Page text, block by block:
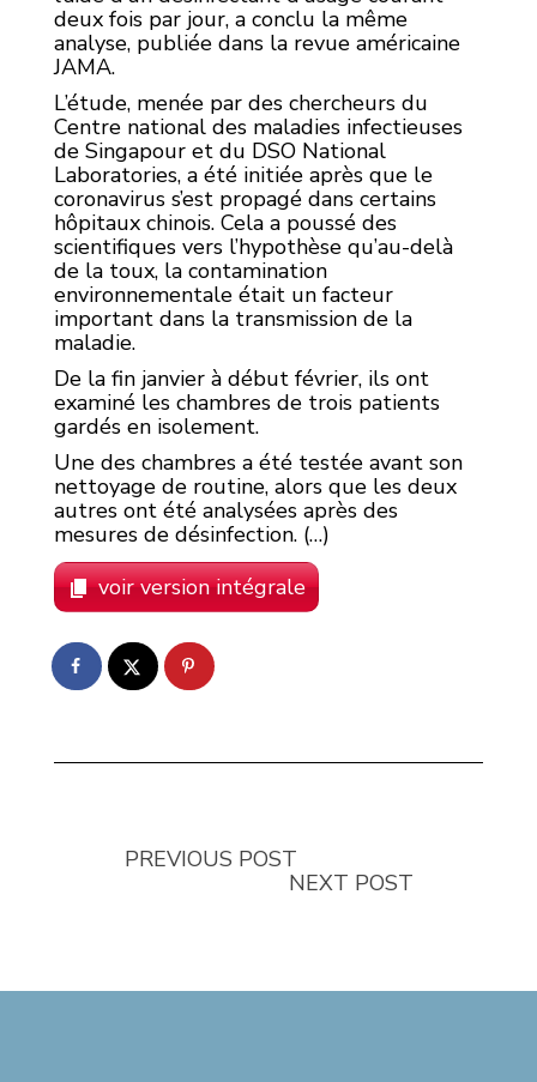
deux fois par jour, a conclu la même
analyse, publiée dans la revue américaine
JAMA.
L’étude, menée par des chercheurs du
Centre national des maladies infectieuses
de Singapour et du DSO National
Laboratories, a été initiée après que le
coronavirus s’est propagé dans certains
hôpitaux chinois. Cela a poussé des
scientifiques vers l’hypothèse qu’au-delà
de la toux, la contamination
environnementale était un facteur
important dans la transmission de la
maladie.
De la fin janvier à début février, ils ont
examiné les chambres de trois patients
gardés en isolement.
Une des chambres a été testée avant son
nettoyage de routine, alors que les deux
autres ont été analysées après des
mesures de désinfection. (…)
voir version intégrale
PREVIOUS POST
NEXT POST